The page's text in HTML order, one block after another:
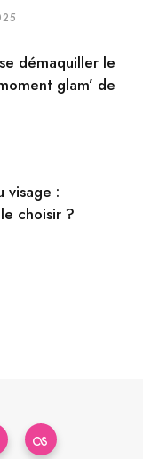
démaquiller le
glam’ de
visage :
choisir ?